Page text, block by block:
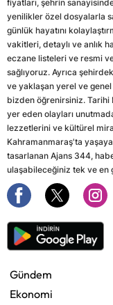
fiyatları, şehrin
yenilikler özel dosyalarla
günlük hayatını
vakitleri, detaylı ve anlık
eczane listeleri ve resmi
sağlıyoruz. Ayrıca
ve yaklaşan yerel ve
bizden öğrenirsiniz. Tarihi
yer eden olayları
lezzetlerini ve kültürel
Kahramanmaraş'ta
tasarlanan Ajans 344,
ulaşabileceğiniz tek ve en
Gündem
Ekonomi